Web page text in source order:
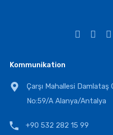
Kommunikation
Çarşı Mahallesi Damlataş
No:59/A Alanya/Antalya
+90 532 282 15 99